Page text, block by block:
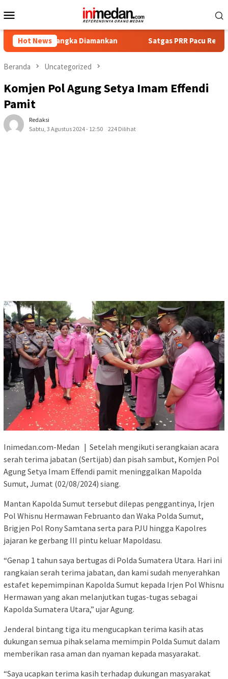
ke
Mobile
Hot NewsDiamankan Satgas PRR Pacu Realisasi
Beranda Uncategorized
Komjen Pol Agung Setya Imam Effendi
Pamit
Redaksi
Sabtu, 3 Agustus 2024 - 12:50
224 Dilihat
Inimedan.com-Medan | Setelah mengikuti serangkaian acara
serah terima jabatan (Sertijab) dan pisah sambut, Komjen Pol
Agung Setya Imam Effendi pamit meninggalkan Mapolda
Sumut, Jumat (02/08/2024) siang.
Mantan Kapolda Sumut tersebut dilepas penggantinya, Irjen
Pol Whisnu Hermawan Februanto dan Waka Polda Sumut,
Brigjen Pol Rony Samtana serta para PJU hingga Kapolres
jajaran ke gerbang III pintu keluar Mapoldasu.
“Genap 1 tahun saya bertugas di Polda Sumatera Utara. Hari ini
rangkaian serah terima jabatan, dan kami sudah menyerahkan
estafet kepemimpinan Kapolda Sumut kepada Irjen Pol Whisnu
Hermawan yang akan melanjutkan tugas-tugas sebagai
Kapolda Sumatera Utara,” ujar Agung.
Jenderal bintang tiga itu mengucapkan terima kasih atas
dukungan semua pihak selama memimpin Polda Sumut dalam
memberikan rasa aman dan nyaman kepada masyarakat.
“Saya ucapkan terima kasih terhadap dukungan masyarakat